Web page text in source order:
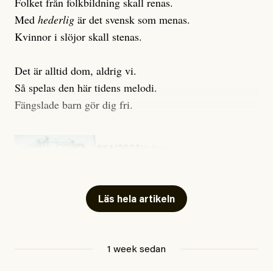
Med hederlig är det svensk som menas.
Kvinnor i slöjor skall stenas.
Det är alltid dom, aldrig vi.
Så spelas den här tidens melodi.
Fängslade barn gör dig fri.
Läs hela artikeln
1 week sedan